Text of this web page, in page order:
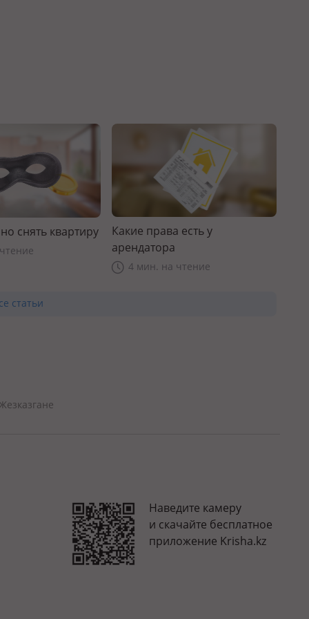
снять квартиру
Какие права есть у
арендатора
4 мин. на чтение
статьи
Наведите камеру
и скачайте бесплатное
приложение Krisha.kz